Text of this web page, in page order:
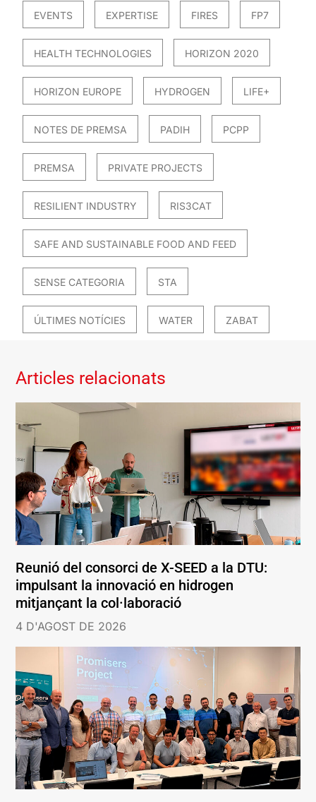
EVENTS EXPERTISE FIRES FP7
HEALTH TECHNOLOGIES HORIZON 2020
HORIZON EUROPE HYDROGEN LIFE+
NOTES DE PREMSA PADIH PCPP
PREMSA PRIVATE PROJECTS
RESILIENT INDUSTRY RIS3CAT
SAFE AND SUSTAINABLE FOOD AND FEED
SENSE CATEGORIA STA
ÚLTIMES NOTÍCIES WATER ZABAT
Articles relacionats
Reunió del consorci de X-SEED a la DTU:
impulsant la innovació en hidrogen
mitjançant la col·laboració
4 D'AGOST DE 2026